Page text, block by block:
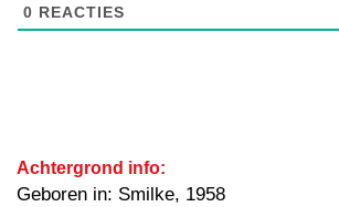
0 REACTIES
Achtergrond info:
Geboren in: Smilke, 1958